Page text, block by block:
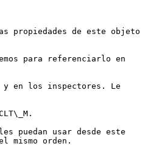
propiedades de este objeto
para referenciarlo en
y en los inspectores. Le
puedan usar desde este
mismo orden.